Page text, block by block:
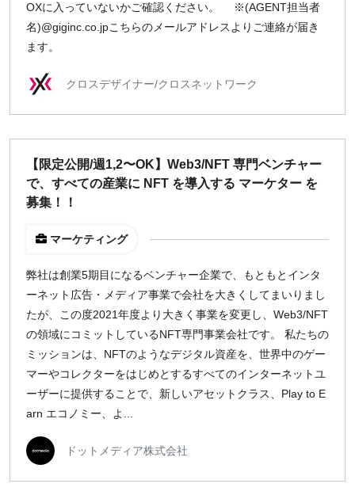
OXに入っていないかご確認ください。 ※(AGENT担当者
名)@giginc.co.jpこちらのメールアドレスよりご連絡が届き
ます。
クロスデザイナー/クロスネットワーク
【限定公開/週1,2〜OK】Web3/NFT 専門ベンチャー
で、すべての産業に NFT を導入する マーケター を
募集！！
マーケティング
弊社は創業5期目になるベンチャー企業で、もともとインタ
ーネット広告・メディア事業で会社を大きくしてまいりまし
たが、この度2021年度より大きく事業を変更し、Web3/NFT
の領域にコミットしているNFT専門事業会社です。 私たちの
ミッションは、NFTのようなデジタル資産を、世界中のゲー
マーやコレクターをはじめとするすべてのインターネットユ
ーザーに提供することで、新しいアセットクラス、Play to E
arn エコノミー、よ...
ドットメディア株式会社